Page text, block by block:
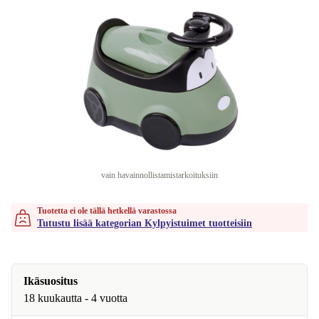
vain havainnollistamistarkoituksiin
Tuotetta ei ole tällä hetkellä varastossa
Tutustu lisää kategorian Kylpyistuimet tuotteisiin
Ikäsuositus
18 kuukautta - 4 vuotta